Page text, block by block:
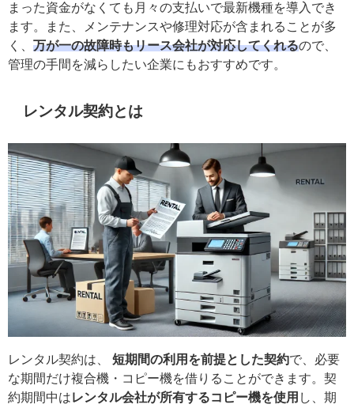
まった資金がなくても月々の支払いで最新機種を導入でき
ます。また、メンテナンスや修理対応が含まれることが多
く、 万が一の故障時もリース会社が対応してくれるので、
管理の手間を減らしたい企業にもおすすめです。
レンタル契約とは
レンタル契約は、 短期間の利用を前提とした契約で、必要
な期間だけ複合機・コピー機を借りることができます。契
約期間中はレンタル会社が所有するコピー機を使用 し、期